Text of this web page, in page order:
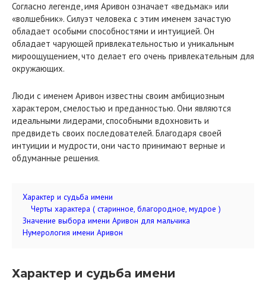
Согласно легенде, имя Аривон означает «ведьмак» или
«волшебник». Силуэт человека с этим именем зачастую
обладает особыми способностями и интуицией. Он
обладает чарующей привлекательностью и уникальным
мироощущением, что делает его очень привлекательным для
окружающих.
Люди с именем Аривон известны своим амбициозным
характером, смелостью и преданностью. Они являются
идеальными лидерами, способными вдохновить и
предвидеть своих последователей. Благодаря своей
интуиции и мудрости, они часто принимают верные и
обдуманные решения.
Характер и судьба имени
Черты характера ( старинное, благородное, мудрое )
Значение выбора имени Аривон для мальчика
Нумерология имени Аривон
Характер и судьба имени